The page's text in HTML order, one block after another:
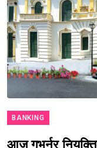
BANKING